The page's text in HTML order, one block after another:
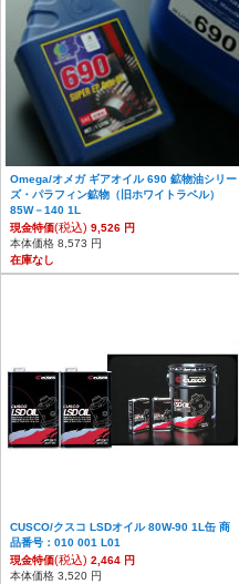
Omega/オメガ ギアオイル 690 鉱物油シリー
ズ・パラフィン鉱物（旧ホワイトラベル）
85W－140 1L
現金特価(税込) 9,526 円
本体価格 8,573 円
在庫なし
CUSCO/クスコ LSDオイル 80W-90 1L缶 商
品番号：010 001 L01
現金特価(税込) 2,464 円
本体価格 3,520 円